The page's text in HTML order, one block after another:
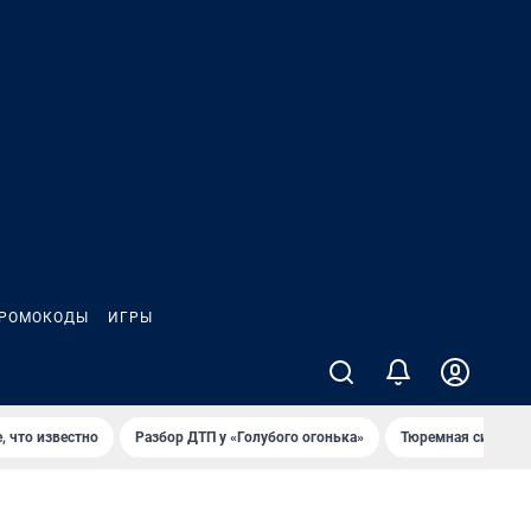
ИГРЫ
что известно Разбор ДТП у «Голубого огонька» Тюремная